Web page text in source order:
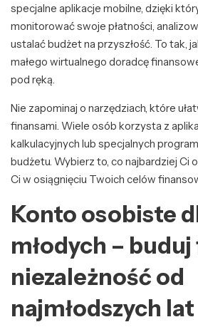
specjalne aplikacje mobilne, dzięki
monitorować swoje płatności,
ustalać budżet na przyszłość. To tak,
małego wirtualnego doradcę
pod ręką.
Nie zapominaj o narzędziach, które
finansami. Wiele osób korzysta z
kalkulacyjnych lub specjalnych
budżetu. Wybierz to, co najbardziej Ci
Ci w osiągnięciu Twoich celów
Konto osobiste
młodych –
niezależność od
najmłodszych lat